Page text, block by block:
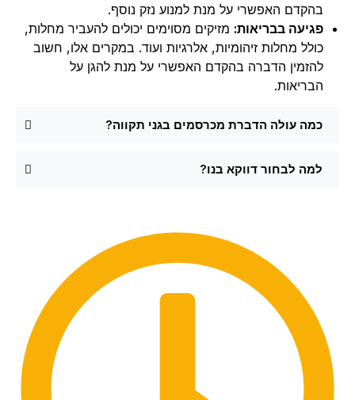
בהקדם האפשרי על מנת למנוע נזק נוסף.
פגיעה בבריאות: מזיקים מסוימים יכולים להעביר מחלות,
כולל מחלות זיהומיות, אלרגיות ועוד. במקרים אלו, חשוב
להזמין הדברה בהקדם האפשרי על מנת להגן על
הבריאות.
כמה עולה הדברת מכרסמים בגני תקווה?
למה לבחור דווקא בנו?